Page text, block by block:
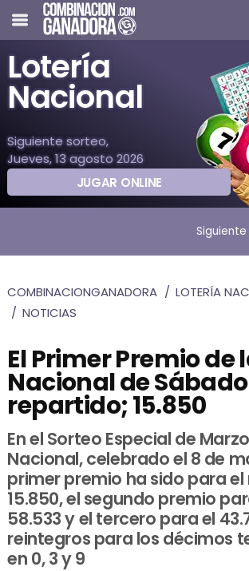
Lotería
Nacional
Siguiente sorteo,
Jueves, 13 agosto 2026
JUGAR ONLINE
COMBINACIONGANADORA
LOTERÍA
NOTICIAS
El Primer Premio de
Nacional de
repartido; 15.850
En el Sorteo Especial de
Nacional, celebrado el 8 de
primer premio ha sido para
15.850, el segundo premio
58.533 y el tercero para el
reintegros para los décimos
en 0, 3 y 9